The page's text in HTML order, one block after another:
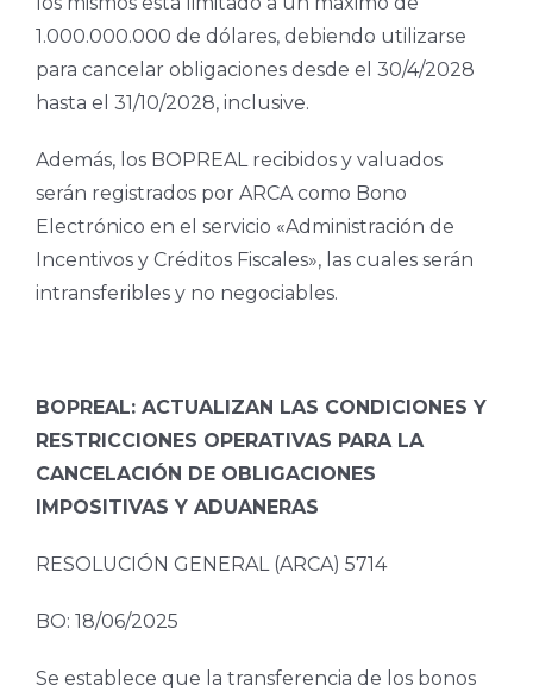
1.000.000.000 de dólares, debiendo utilizarse
para cancelar obligaciones desde el 30/4/2028
hasta el 31/10/2028, inclusive.
Además, los BOPREAL recibidos y valuados
serán registrados por ARCA como Bono
Electrónico en el servicio «Administración de
Incentivos y Créditos Fiscales», las cuales serán
intransferibles y no negociables.
BOPREAL: ACTUALIZAN LAS CONDICIONES Y
RESTRICCIONES OPERATIVAS PARA LA
CANCELACIÓN DE OBLIGACIONES
IMPOSITIVAS Y ADUANERAS
RESOLUCIÓN GENERAL (ARCA) 5714
BO: 18/06/2025
Se establece que la transferencia de los bonos